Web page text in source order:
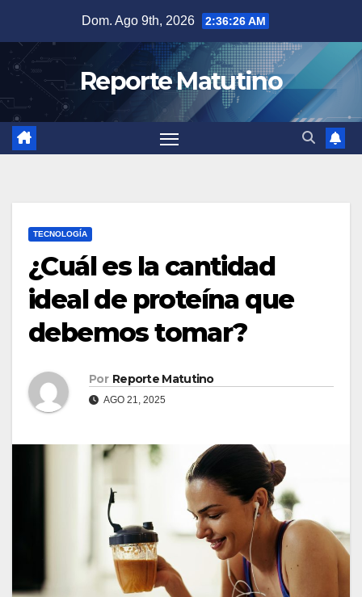
contenido
Dom. Ago 9th, 2026 2:36:27 AM
Reporte Matutino
TECNOLOGÍA
¿Cuál es la cantidad
ideal de proteína que
debemos tomar?
Por Reporte Matutino
AGO 21, 2025